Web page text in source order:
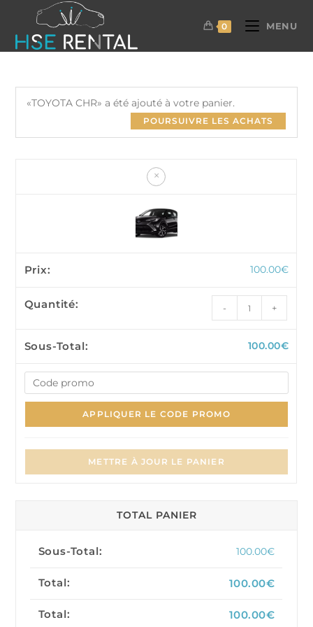
0 MENU
«TOYOTA CHR» a été ajouté à votre panier.
POURSUIVRE LES ACHATS
×
100.00€
- +
100.00€
APPLIQUER LE CODE PROMO
METTRE À JOUR LE PANIER
TOTAL PANIER
100.00€
100.00€
100.00€